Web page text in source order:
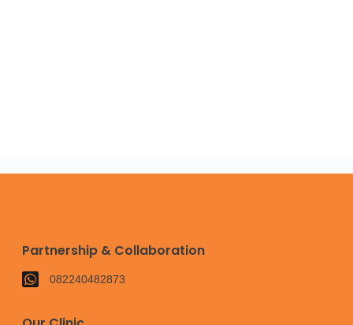
Partnership & Collaboration
082240482873